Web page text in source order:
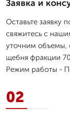
Заявка и
Оставьте заявку
свяжитесь с
уточним объемы,
щебня фракции
Режим работы -
02